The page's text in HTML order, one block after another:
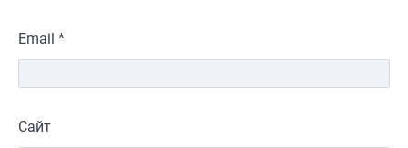
Email *
Сайт